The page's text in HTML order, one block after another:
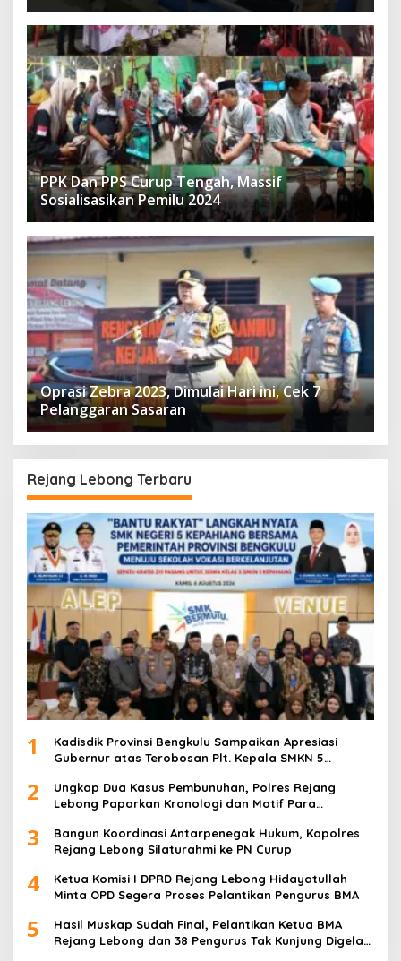
PPK Dan PPS Curup Tengah, Massif
Sosialisasikan Pemilu 2024
Oprasi Zebra 2023, Dimulai Hari ini, Cek 7
Pelanggaran Sasaran
Rejang Lebong Terbaru
1
Kadisdik Provinsi Bengkulu Sampaikan Apresiasi
Gubernur atas Terobosan Plt. Kepala SMKN 5
2
Ungkap Dua Kasus Pembunuhan, Polres Rejang
Lebong Paparkan Kronologi dan Motif Para
3
Bangun Koordinasi Antarpenegak Hukum, Kapolres
Rejang Lebong Silaturahmi ke PN Curup
4
Ketua Komisi I DPRD Rejang Lebong Hidayatullah
Minta OPD Segera Proses Pelantikan Pengurus BMA
5
Hasil Muskap Sudah Final, Pelantikan Ketua BMA
Rejang Lebong dan 38 Pengurus Tak Kunjung Digelar,